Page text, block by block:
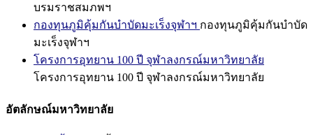
บรมราชสมภพฯ
กองทุนภูมิคุ้มกันบำบัดมะเร็งจุฬาฯ กองทุนภูมิคุ้มกันบำบัด
มะเร็งจุฬาฯ
โครงการอุทยาน 100 ปี จุฬาลงกรณ์มหาวิทยาลัย
โครงการอุทยาน 100 ปี จุฬาลงกรณ์มหาวิทยาลัย
อัตลักษณ์มหาวิทยาลัย